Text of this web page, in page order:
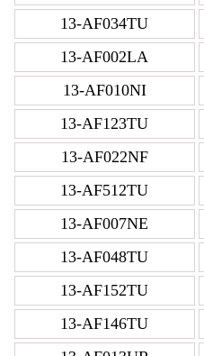
13-AF034TU
13-AF002LA
13-AF010NI
13-AF123TU
13-AF022NF
13-AF512TU
13-AF007NE
13-AF048TU
13-AF152TU
13-AF146TU